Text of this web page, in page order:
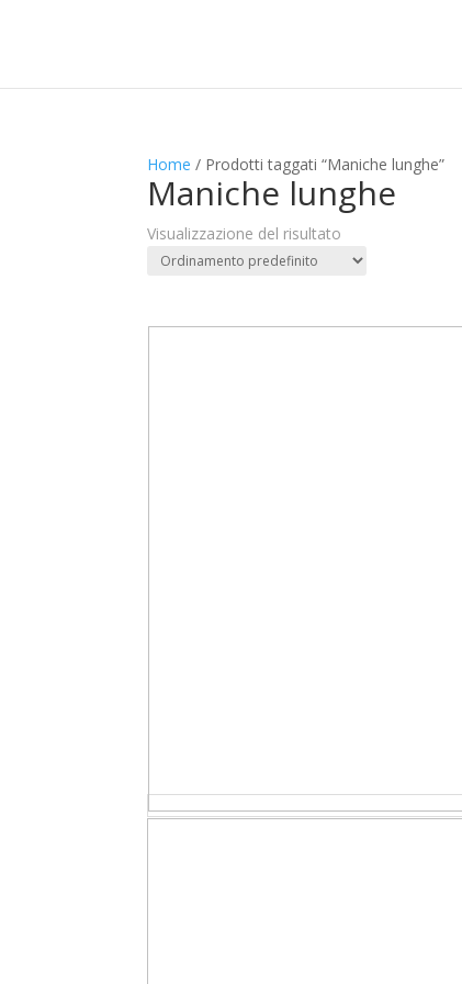
Home / Prodotti taggati “Maniche lunghe”
Maniche lunghe
Visualizzazione del risultato